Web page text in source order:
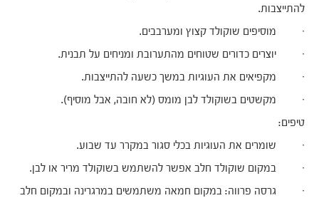
להתייצבות.
· מוסיפים שוקולד קצוץ ומערבבים.
· יוצרים כדורים שטוחים מהתערובת ומניחים על תבנית.
· מקפיאים את העוגיות במשך כשעה להתייצבות.
· מקשטים בשוקולד לבן מומס (לא חובה, אבל מוסיף).
טיפים:
· שומרים את העוגיות בכלי סגור במקרר עד שבוע.
· במקום שוקולד חלב אפשר להשתמש בשוקולד מריר או לבן.
· גרסה פרווה: במקום חמאה משתמשים במרגרינה ובמקום חלב